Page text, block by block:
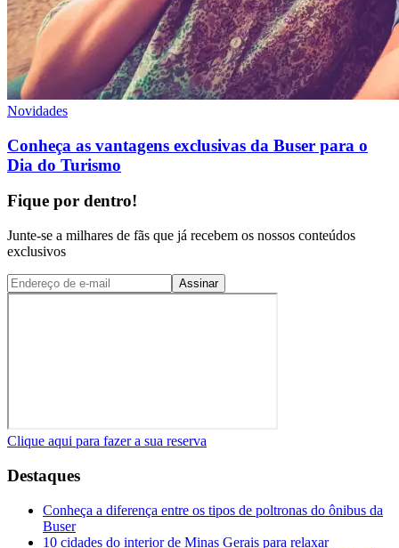
Novidades
Conheça as vantagens exclusivas da Buser para o
Dia do Turismo
Fique por dentro!
Junte-se a milhares de fãs que já recebem os nossos conteúdos
exclusivos
Assinar
Clique aqui para fazer a sua reserva
Destaques
Conheça a diferença entre os tipos de poltronas do ônibus da
Buser
10 cidades do interior de Minas Gerais para relaxar